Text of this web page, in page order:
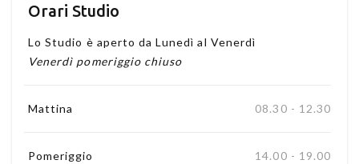
Orari Studio
Lo Studio è aperto da Lunedì al Venerdì
Venerdì pomeriggio chiuso
Mattina 08.30 - 12.30
Pomeriggio 14.00 - 19.00